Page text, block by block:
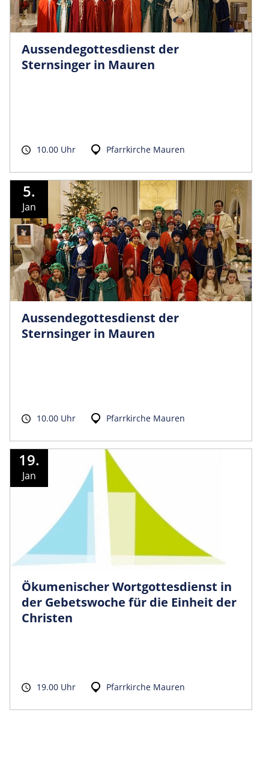
Aussendego­ttesdienst der
Sternsinger in Mauren
10.00 Uhr Pfarrkirche Mauren
5.
Jan
Aussendego­ttesdienst der
Sternsinger in Mauren
10.00 Uhr Pfarrkirche Mauren
19.
Jan
Ökumenischer Wortgottesdienst in
der Gebetswoche für die Einheit der
Christen
19.00 Uhr Pfarrkirche Mauren